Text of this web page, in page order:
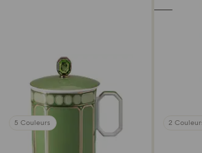
5 Couleurs 2